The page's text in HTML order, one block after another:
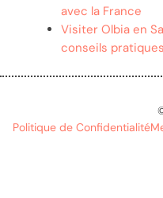
avec la France
Visiter Olbia en
conseils pratiques
Politique de Confidentialité